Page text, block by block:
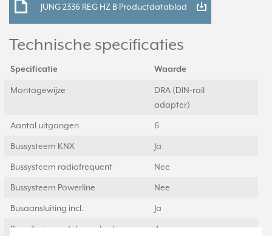
JUNG 2336 REG HZ B Productdatablad
Technische specificaties
Specificatie Waarde
Montagewijze
DRA (DIN-rail
adapter)
Aantal uitgangen 6
Bussysteem KNX Ja
Bussysteem radiofrequent Nee
Bussysteem Powerline Nee
Busaansluiting incl. Ja
Breedte in module-eenheden 4